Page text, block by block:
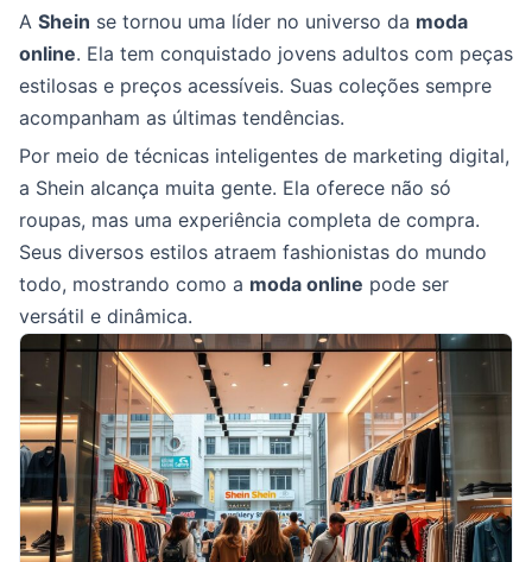
A Shein se tornou uma líder no universo da moda
online. Ela tem conquistado jovens adultos com peças
estilosas e preços acessíveis. Suas coleções sempre
acompanham as últimas tendências.
Por meio de técnicas inteligentes de marketing digital,
a Shein alcança muita gente. Ela oferece não só
roupas, mas uma experiência completa de compra.
Seus diversos estilos atraem fashionistas do mundo
todo, mostrando como a moda online pode ser
versátil e dinâmica.